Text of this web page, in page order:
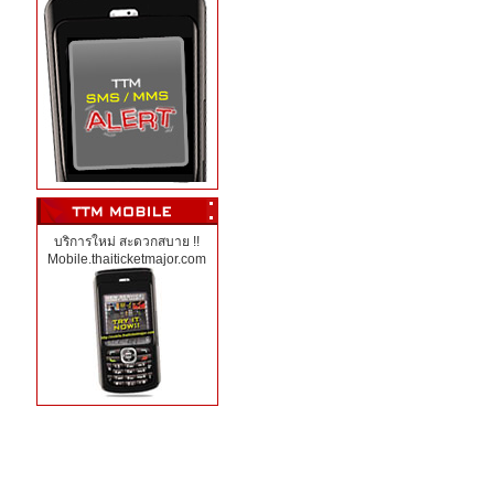
บริการใหม่ สะดวกสบาย !!
Mobile.thaiticketmajor.com